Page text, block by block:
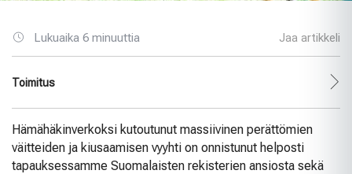
Lukuaika 6 minuuttia Jaa artikkeli
Toimitus
Hämähäkinverkoksi kutoutunut massiivinen perättömien
väitteiden ja kiusaamisen vyyhti on onnistunut helposti
tapauksessamme Suomalaisten rekisterien ansiosta sekä